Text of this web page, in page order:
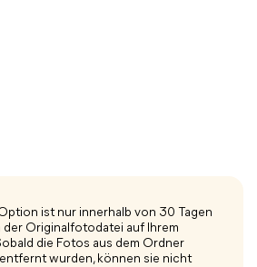
ist nur innerhalb von 30 Tagen
der Originalfotodatei auf Ihrem
die Fotos aus dem Ordner
wurden, können sie nicht